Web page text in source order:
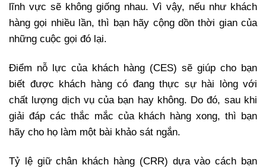
lĩnh vực sẽ không giống nhau. Vì vậy, nếu như khách
hàng gọi nhiều lần, thì bạn hãy cộng dồn thời gian của
những cuộc gọi đó lại.
Điểm nỗ lực của khách hàng (CES) sẽ giúp cho bạn
biết được khách hàng có đang thực sự hài lòng với
chất lượng dịch vụ của bạn hay không. Do đó, sau khi
giải đáp các thắc mắc của khách hàng xong, thì bạn
hãy cho họ làm một bài khảo sát ngắn.
Tỷ lệ giữ chân khách hàng (CRR) dựa vào cách bạn